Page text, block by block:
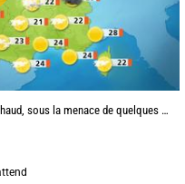
sous la menace de quelques orages